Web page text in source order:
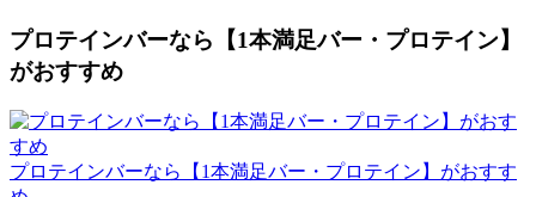
プロテインバーなら【1本満足バー・プロテイン】
がおすすめ
プロテインバーなら【1本満足バー・プロテイン】がおすす